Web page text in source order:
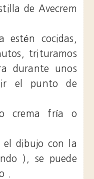
de Avecrem
estén cocidas,
trituramos
durante unos
el punto de
crema fría o
el dibujo con la
), se puede
.